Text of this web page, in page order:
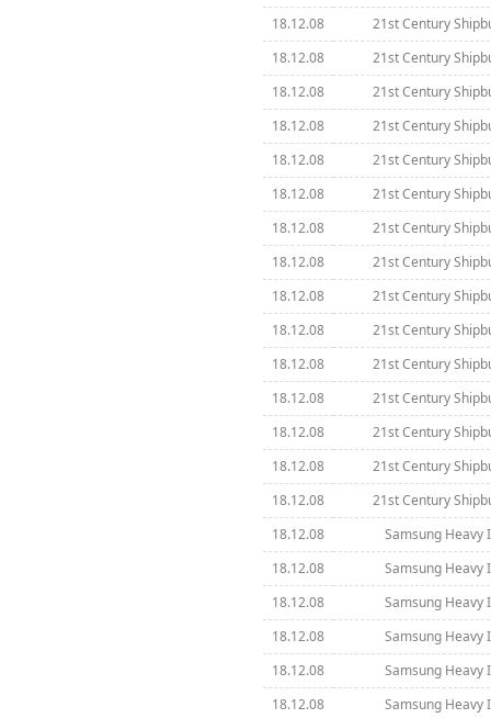
18.12.08
21st Century
18.12.08
21st Century
18.12.08
21st Century
18.12.08
21st Century
18.12.08
21st Century
18.12.08
21st Century
18.12.08
21st Century
18.12.08
21st Century
18.12.08
21st Century
18.12.08
21st Century
18.12.08
21st Century
18.12.08
21st Century
18.12.08
21st Century
18.12.08
21st Century
18.12.08
21st Century
18.12.08
Samsung Heavy
18.12.08
Samsung Heavy
18.12.08
Samsung Heavy
18.12.08
Samsung Heavy
18.12.08
Samsung Heavy
18.12.08
Samsung Heavy